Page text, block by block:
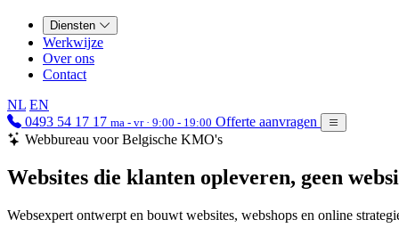
Diensten
Werkwijze
Over ons
Contact
NL EN
0493 54 17 17 ma - vr · 9:00 - 19:00 Offerte aanvragen
Webbureau voor Belgische KMO's
Websites die klanten opleveren, geen
Websexpert ontwerpt en bouwt websites, webshops en online